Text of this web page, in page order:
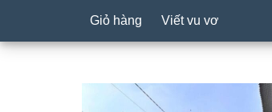
Giỏ hàng Viết vu vơ